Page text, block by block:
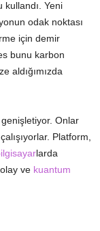
Yeni
odak noktası
için demir
bunu karbon
aldığımızda
Onlar
Platform,
larda
ve kuantum